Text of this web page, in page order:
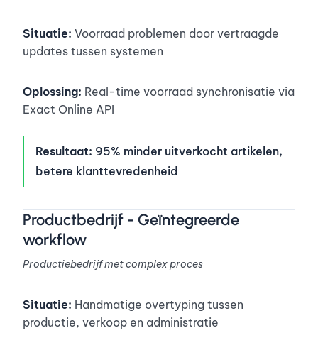
Situatie: Voorraad problemen door vertraagde
updates tussen systemen
Oplossing: Real-time voorraad synchronisatie via
Exact Online API
Resultaat: 95% minder uitverkocht artikelen,
betere klanttevredenheid
Productbedrijf - Geïntegreerde
workflow
Productiebedrijf met complex proces
Situatie: Handmatige overtyping tussen
productie, verkoop en administratie